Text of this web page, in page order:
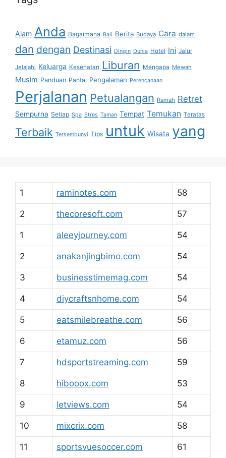
Alam Anda Bagaimana Bali Berita Budaya Cara dalam
dan dengan Destinasi Dingin Dunia Hotel Ini Jalur
Jelajahi Keluarga Kesehatan Liburan Mengapa Mewah
Musim Panduan Pantai Pengalaman Perencanaan
Perjalanan Petualangan Ramah Retret
Sempurna Setiap Spa Stres Taman Tempat Temukan Teratas
Terbaik Tersembunyi Tips untuk Wisata yang
1 raminotes.com 58
2 thecoresoft.com 57
1 aleeyjourney.com 54
2 anakanjingbimo.com 54
3 businesstimemag.com 54
4 diycraftsnhome.com 54
5 eatsmilebreathe.com 56
6 etamuz.com 56
7 hdsportstreaming.com 59
8 hibooox.com 53
9 letviews.com 54
10 mixcrix.com 58
11 sportsvuesoccer.com 61